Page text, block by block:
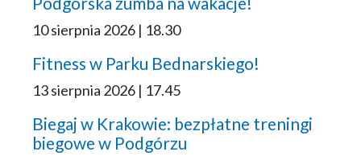
10 sierpnia 2026 | 18.30
Fitness w Parku Bednarskiego!
13 sierpnia 2026 | 17.45
Biegaj w Krakowie: bezpłatne treningi
biegowe w Podgórzu